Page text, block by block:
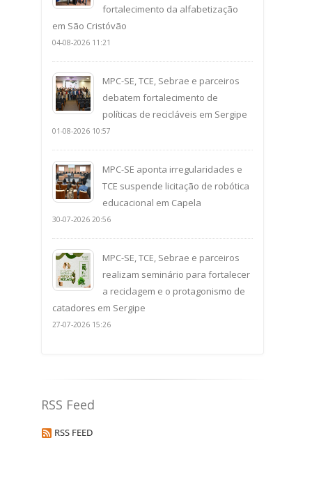
fortalecimento da alfabetização
em São Cristóvão
04-08-2026 11:21
MPC-SE, TCE, Sebrae e parceiros
debatem fortalecimento de
políticas de recicláveis em Sergipe
01-08-2026 10:57
MPC-SE aponta irregularidades e
TCE suspende licitação de robótica
educacional em Capela
30-07-2026 20:56
MPC-SE, TCE, Sebrae e parceiros
realizam seminário para fortalecer
a reciclagem e o protagonismo de
catadores em Sergipe
27-07-2026 15:26
RSS Feed
RSS FEED